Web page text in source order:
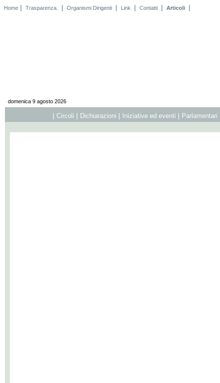
Home | Trasparenza. | Organismi Dirigenti | Link | Contatti | Articoli |
domenica 9 agosto 2026
| Circoli | Dichiarazioni | Iniziative ed eventi |